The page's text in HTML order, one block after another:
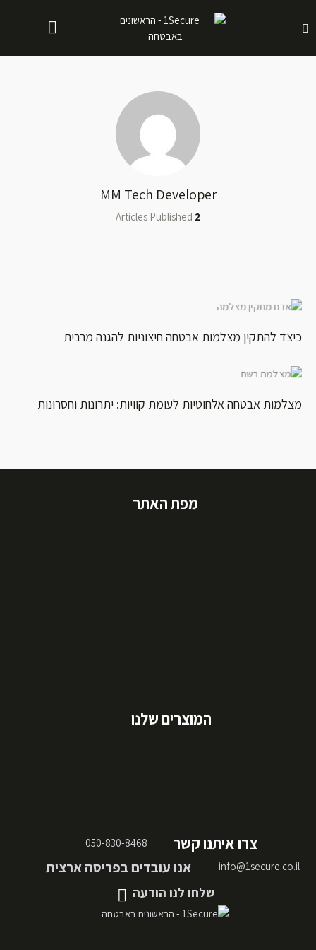
MM Tech Developer
2
כיצד להתקין מצלמות אבטחה חיצוניות להגנה מרבית
מצלמות אבטחה אלחוטיות לעומת קוויות: יתרונות וחסרונות
מפת האתר
המוצרים שלנו
צרו איתנו קשר
050-830-8468
info@1secure.co.il
אנו עובדים בפריסה ארצית
שלחו לנו הודעה